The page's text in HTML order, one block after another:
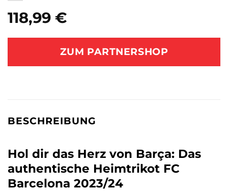
118,99 €
ZUM PARTNERSHOP
BESCHREIBUNG
Hol dir das Herz von Barça: Das
authentische Heimtrikot FC
Barcelona 2023/24